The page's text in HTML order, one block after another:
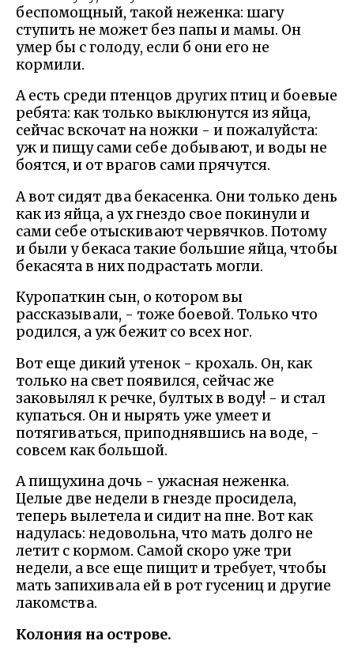
беспомощный, такой неженка: шагу
ступить не может без папы и мамы. Он
умер бы с голоду, если б они его не
кормили.
А есть среди птенцов других птиц и боевые
ребята: как только выклюнутся из яйца,
сейчас вскочат на ножки - и пожалуйста:
уж и пищу сами себе добывают, и воды не
боятся, и от врагов сами прячутся.
А вот сидят два бекасенка. Они только день
как из яйца, а ух гнездо свое покинули и
сами себе отыскивают червячков. Потому
и были у бекаса такие большие яйца, чтобы
бекасята в них подрастать могли.
Куропаткин сын, о котором вы
рассказывали, - тоже боевой. Только что
родился, а уж бежит со всех ног.
Вот еще дикий утенок - крохаль. Он, как
только на свет появился, сейчас же
заковылял к речке, бултых в воду! - и стал
купаться. Он и нырять уже умеет и
потягиваться, приподнявшись на воде, -
совсем как большой.
А пищухина дочь - ужасная неженка.
Целые две недели в гнезде просидела,
теперь вылетела и сидит на пне. Вот как
надулась: недовольна, что мать долго не
летит с кормом. Самой скоро уже три
недели, а все еще пищит и требует, чтобы
мать запихивала ей в рот гусениц и другие
лакомства.
Колония на острове.